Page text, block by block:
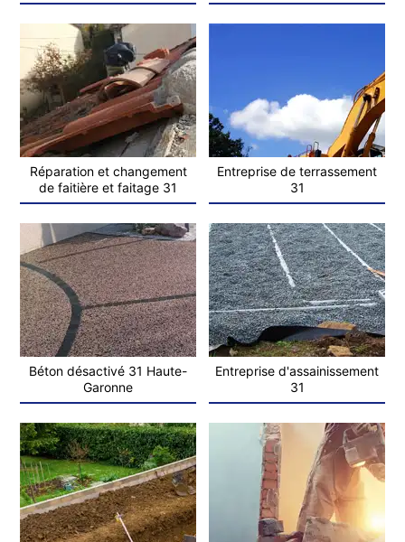
Réparation et changement
de faitière et faitage 31
Entreprise de terrassement
31
Béton désactivé 31 Haute-
Garonne
Entreprise d'assainissement
31